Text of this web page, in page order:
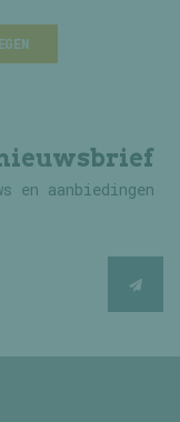
en aanbiedingen